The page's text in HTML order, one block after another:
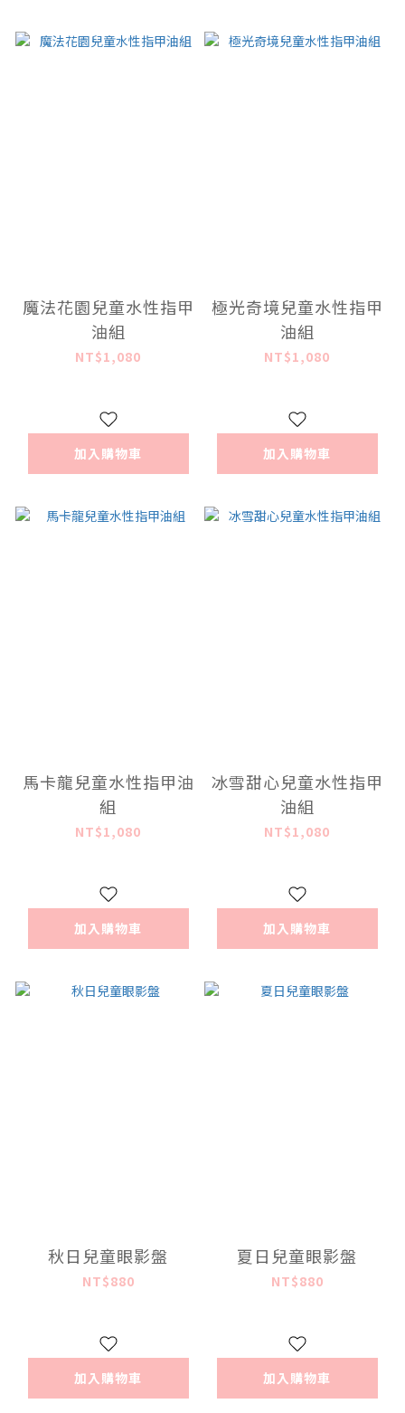
魔法花園兒童水性指甲
油組
NT$1,080
加入購物車
極光奇境兒童水性指甲
油組
NT$1,080
加入購物車
馬卡龍兒童水性指甲油
組
NT$1,080
加入購物車
冰雪甜心兒童水性指甲
油組
NT$1,080
加入購物車
秋日兒童眼影盤
NT$880
加入購物車
夏日兒童眼影盤
NT$880
加入購物車